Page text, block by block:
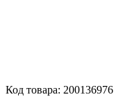
Код товара: 200136976